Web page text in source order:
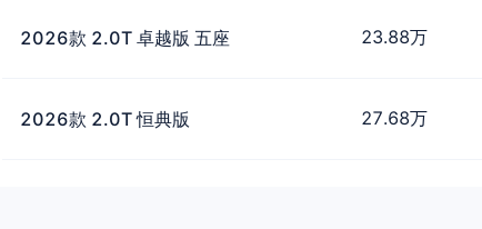
2026款 2.0T 卓越版 五座 23.88万
2026款 2.0T 恒典版 27.68万